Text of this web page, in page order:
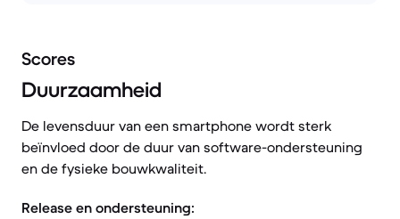
Scores
Duurzaamheid
De levensduur van een smartphone wordt sterk
beïnvloed door de duur van software-ondersteuning
en de fysieke bouwkwaliteit.
Release en ondersteuning: